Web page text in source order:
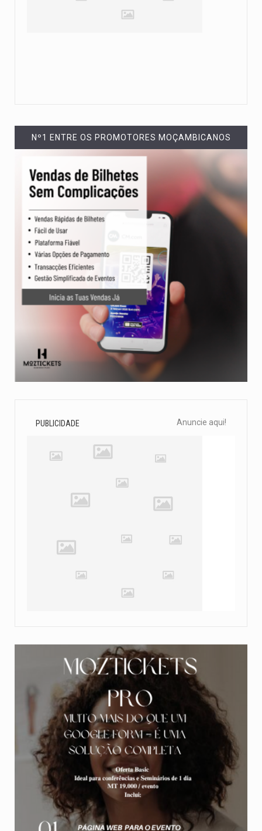
Nº1 ENTRE OS PROMOTORES MOÇAMBICANOS
PUBLICIDADE Anuncie aqui!